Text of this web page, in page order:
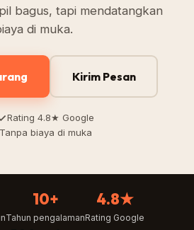
bagus, tapi mendatangkan
di muka.
Kirim Pesan
Rating 4.8★ Google
Tanpa biaya di muka
10+
Tahun pengalaman
4.8★
Rating Google